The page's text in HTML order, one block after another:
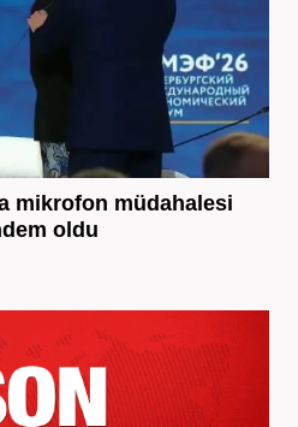
mikrofon müdahalesi
oldu